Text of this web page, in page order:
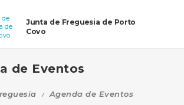
Junta de Freguesia de Porto
Covo
de Eventos
Agenda de Eventos